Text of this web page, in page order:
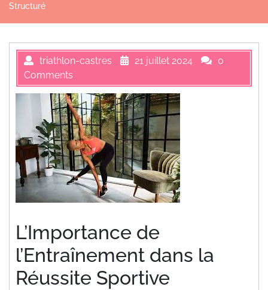
Structuré
triathlon-castres 21 juillet 2024
0
Comments
L’Importance de
l’Entraînement dans la
Réussite Sportive